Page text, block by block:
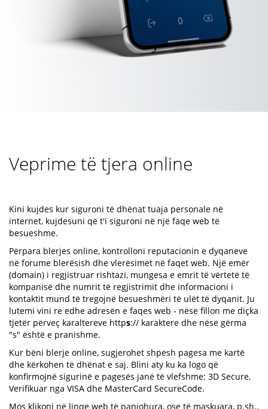
Veprime të tjera online
Kini kujdes kur siguroni të dhënat tuaja personale në
internet, kujdesuni që t'i siguroni në një faqe web të
besueshme.
Përpara blerjes online, kontrolloni reputacionin e dyqaneve
në forume blerësish dhe vlerësimet në faqet web. Një emër
(domain) i regjistruar rishtazi, mungesa e emrit të vërtetë të
kompanisë dhe numrit të regjistrimit dhe informacioni i
kontaktit mund të tregojnë besueshmëri të ulët të dyqanit. Ju
lutemi vini re edhe adresën e faqes web - nëse fillon me diçka
tjetër përveç karaltereve https:// karaktere dhe nëse gërma
"s" është e pranishme.
Kur bëni blerje online, sugjerohet shpesh pagesa me kartë
dhe kërkohen të dhënat e saj. Blini aty ku ka logo që
konfirmojnë sigurinë e pagesës janë të vlefshme: 3D Secure,
Verifikuar nga VISA dhe MasterCard SecureCode.
Mos klikoni në linqe web të panjohura, ose të maskuara, p.sh.,